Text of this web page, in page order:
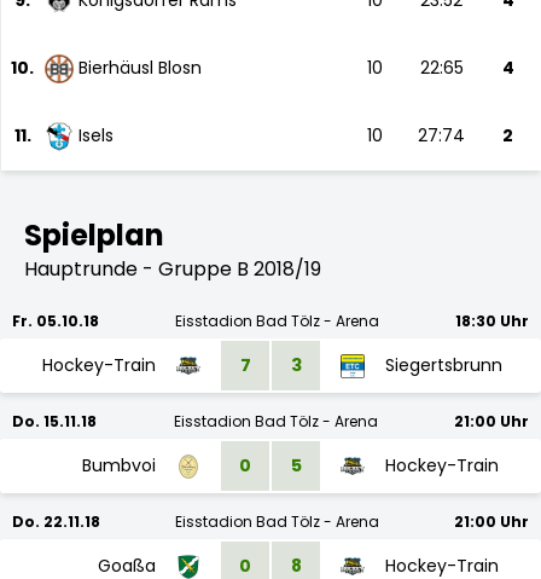
10. Bierhäusl Blosn 10 22:65 4
11. Isels 10 27:74 2
Spielplan
Hauptrunde - Gruppe B 2018/19
Fr. 05.10.18 Eisstadion Bad Tölz - Arena 18:30 Uhr
Hockey-Train 7 3 Siegertsbrunn
Do. 15.11.18 Eisstadion Bad Tölz - Arena 21:00 Uhr
Bumbvoi 0 5 Hockey-Train
Do. 22.11.18 Eisstadion Bad Tölz - Arena 21:00 Uhr
Goaßa 0 8 Hockey-Train